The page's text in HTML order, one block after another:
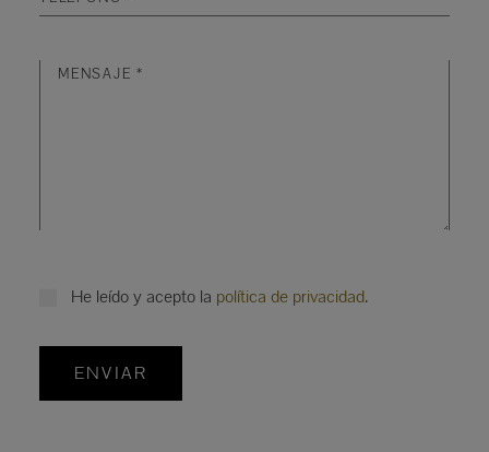
He leído y acepto la política de privacidad.
ENVIAR